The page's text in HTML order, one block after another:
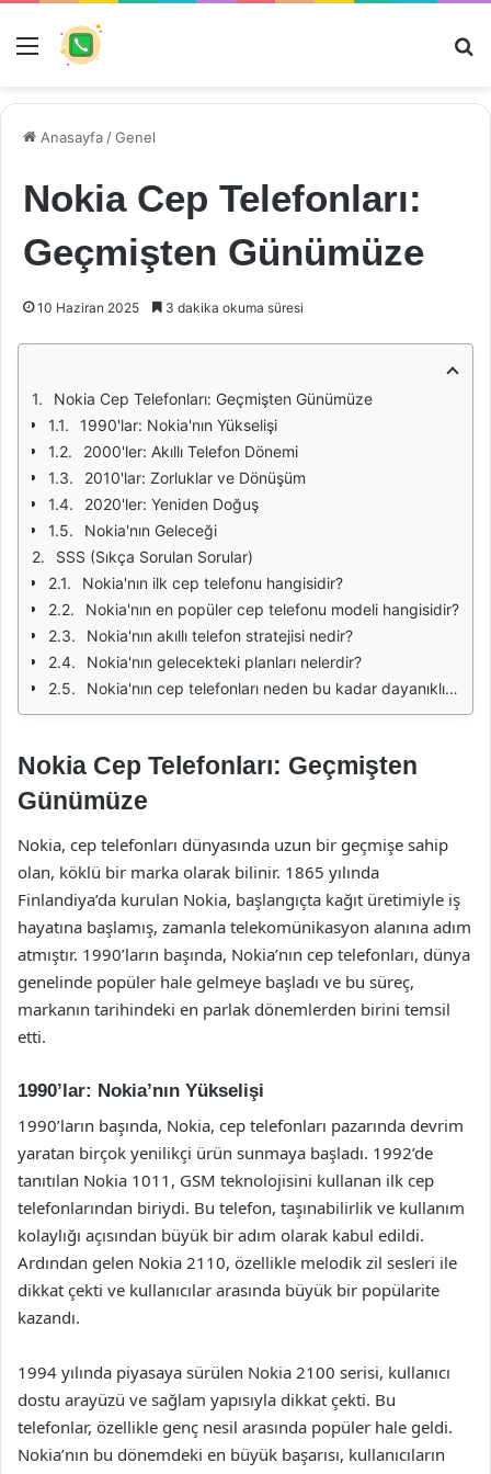
Menü
Anasayfa /Genel
Nokia Cep Telefonları:
Geçmişten Günümüze
10 Haziran 2025 3 dakika okuma süresi
Nokia Cep Telefonları: Geçmişten Günümüze
1990'lar: Nokia'nın Yükselişi
2000'ler: Akıllı Telefon Dönemi
2010'lar: Zorluklar ve Dönüşüm
2020'ler: Yeniden Doğuş
Nokia'nın Geleceği
SSS (Sıkça Sorulan Sorular)
Nokia'nın ilk cep telefonu hangisidir?
Nokia'nın en popüler cep telefonu modeli hangisidir?
Nokia'nın akıllı telefon stratejisi nedir?
Nokia'nın gelecekteki planları nelerdir?
Nokia'nın cep telefonları neden bu kadar dayanıklıdır?
Nokia Cep Telefonları: Geçmişten
Günümüze
Nokia, cep telefonları dünyasında uzun bir geçmişe sahip
olan, köklü bir marka olarak bilinir. 1865 yılında
Finlandiya’da kurulan Nokia, başlangıçta kağıt üretimiyle iş
hayatına başlamış, zamanla telekomünikasyon alanına adım
atmıştır. 1990’ların başında, Nokia’nın cep telefonları, dünya
genelinde popüler hale gelmeye başladı ve bu süreç,
markanın tarihindeki en parlak dönemlerden birini temsil
etti.
1990’lar: Nokia’nın Yükselişi
1990’ların başında, Nokia, cep telefonları pazarında devrim
yaratan birçok yenilikçi ürün sunmaya başladı. 1992’de
tanıtılan Nokia 1011, GSM teknolojisini kullanan ilk cep
telefonlarından biriydi. Bu telefon, taşınabilirlik ve kullanım
kolaylığı açısından büyük bir adım olarak kabul edildi.
Ardından gelen Nokia 2110, özellikle melodik zil sesleri ile
dikkat çekti ve kullanıcılar arasında büyük bir popülarite
kazandı.
1994 yılında piyasaya sürülen Nokia 2100 serisi, kullanıcı
dostu arayüzü ve sağlam yapısıyla dikkat çekti. Bu
telefonlar, özellikle genç nesil arasında popüler hale geldi.
Nokia’nın bu dönemdeki en büyük başarısı, kullanıcıların